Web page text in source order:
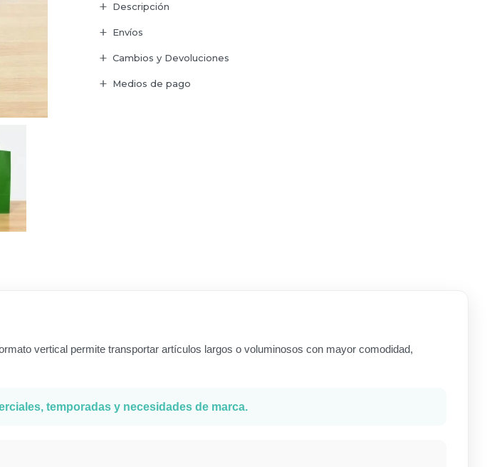
Descripción
Envíos
Cambios y Devoluciones
Medios de pago
vertical permite transportar artículos largos o voluminosos con mayor comodidad,
temporadas y necesidades de marca.